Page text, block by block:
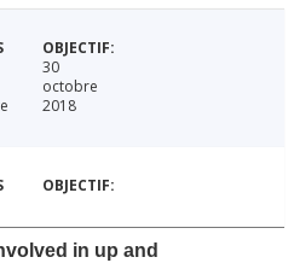
30
octobre
2018
in up and